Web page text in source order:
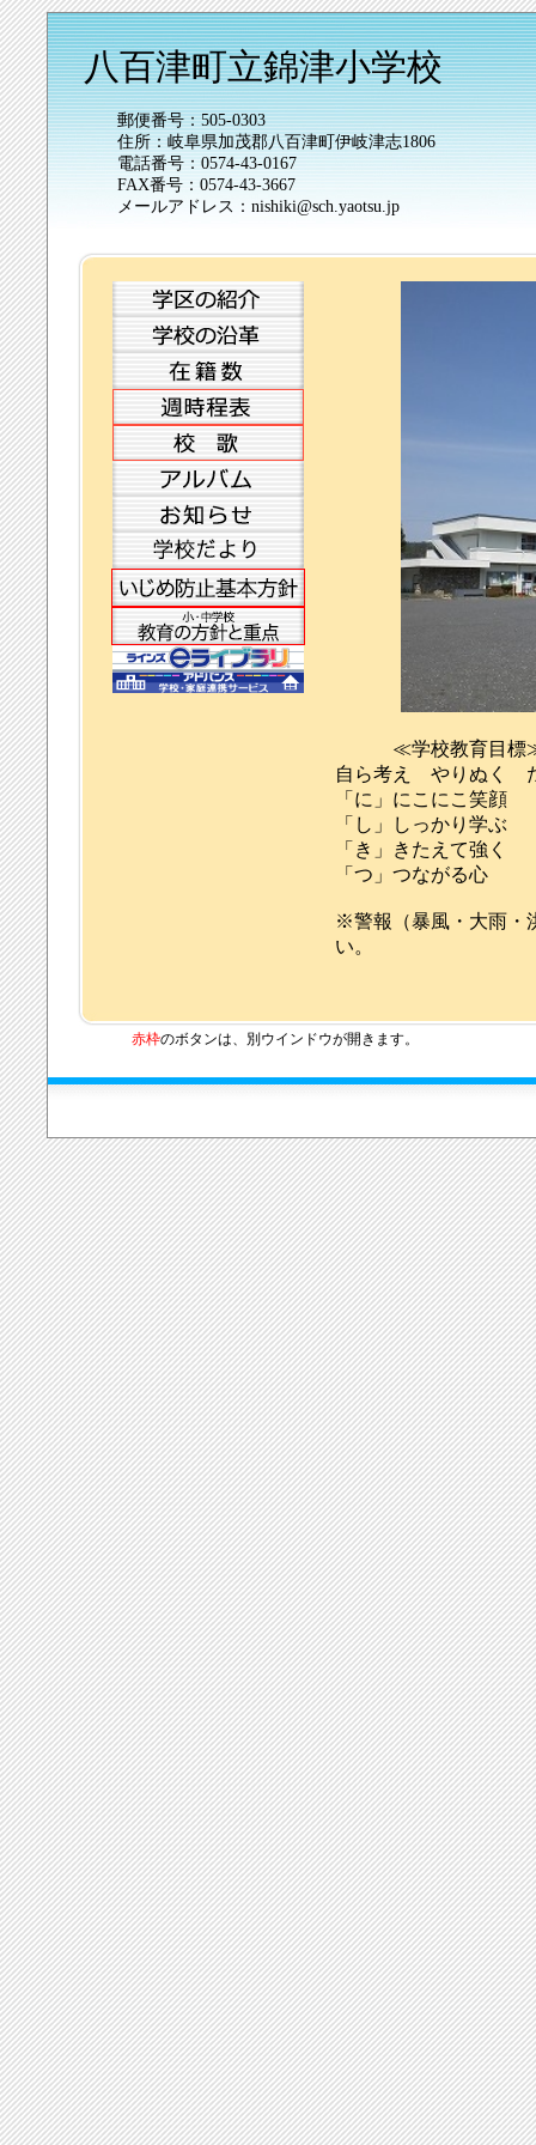
八百津町立錦津小学校
郵便番号：505-0303
住所：岐阜県加茂郡八百津町伊岐津志1806
電話番号：0574-43-0167
FAX番号：0574-43-3667
メールアドレス：nishiki@sch.yaotsu.jp
≪学校教育目標
自ら考え やりぬく
「に」にこにこ笑顔
「し」しっかり学ぶ
「き」きたえて強く
「つ」つながる心
※警報（暴風・大雨・
い。
赤枠のボタンは、別ウインドウが開きます。